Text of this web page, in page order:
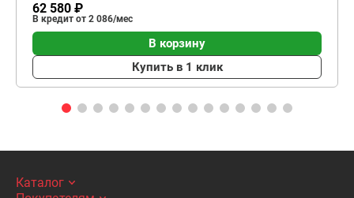
62 580 ₽
В кредит от 2 086/мес
В корзину
Купить в 1 клик
Каталог